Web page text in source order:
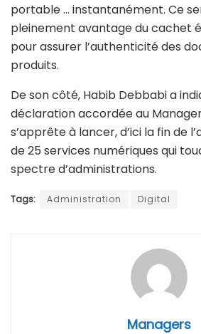
portable … instantanément. Ce
pleinement avantage du cachet
pour assurer l’authenticité des
produits.
De son côté, Habib Debbabi a
déclaration accordée au
s’apprête à lancer, d’ici la fin de
de 25 services numériques qui
spectre d’administrations.
Tags: Administration Digital
Managers